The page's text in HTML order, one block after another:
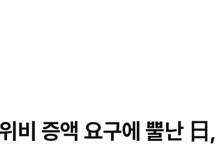
비 증액 요구에 뿔난